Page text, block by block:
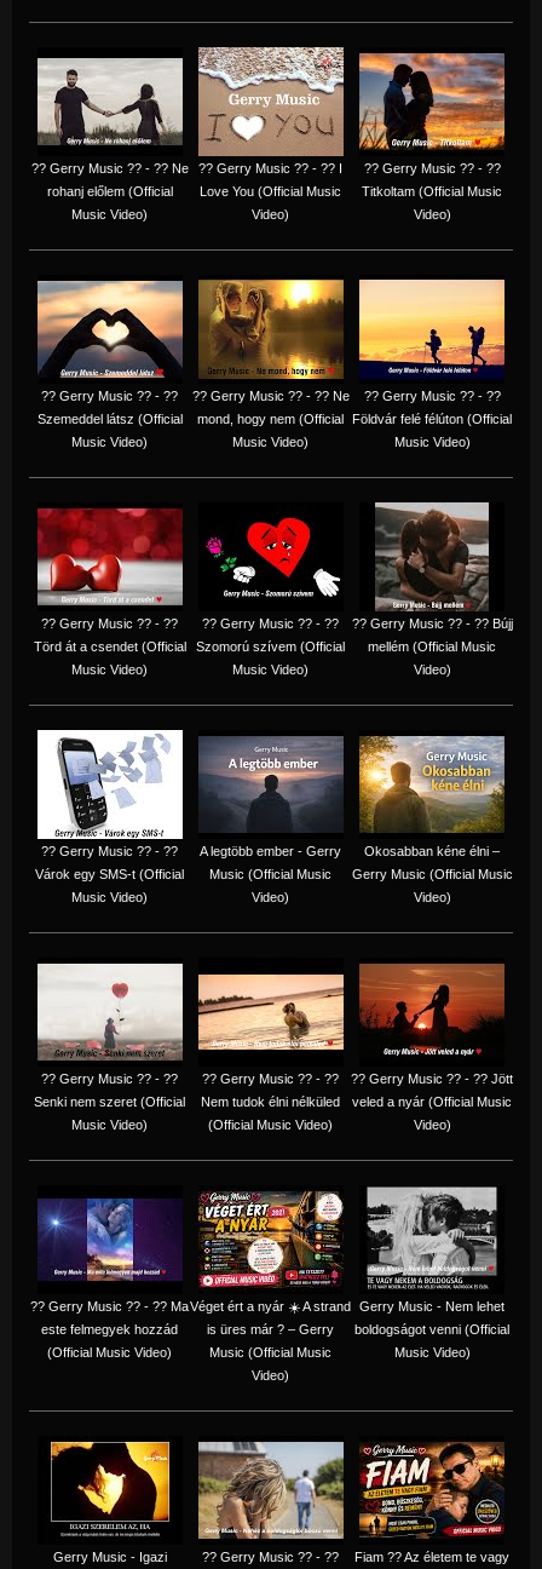
?? Gerry Music ?? - ?? Ne
rohanj előlem (Official
Music Video)
?? Gerry Music ?? - ?? I
Love You (Official Music
Video)
?? Gerry Music ?? - ??
Titkoltam (Official Music
Video)
?? Gerry Music ?? - ??
Szemeddel látsz (Official
Music Video)
?? Gerry Music ?? - ?? Ne
mond, hogy nem (Official
Music Video)
?? Gerry Music ?? - ??
Földvár felé félúton (Official
Music Video)
?? Gerry Music ?? - ??
Törd át a csendet (Official
Music Video)
?? Gerry Music ?? - ??
Szomorú szívem (Official
Music Video)
?? Gerry Music ?? - ?? Bújj
mellém (Official Music
Video)
?? Gerry Music ?? - ??
Várok egy SMS-t (Official
Music Video)
A legtöbb ember - Gerry
Music (Official Music
Video)
Okosabban kéne élni –
Gerry Music (Official Music
Video)
?? Gerry Music ?? - ??
Senki nem szeret (Official
Music Video)
?? Gerry Music ?? - ??
Nem tudok élni nélküled
(Official Music Video)
?? Gerry Music ?? - ?? Jött
veled a nyár (Official Music
Video)
?? Gerry Music ?? - ?? Ma
este felmegyek hozzád
(Official Music Video)
Véget ért a nyár ☀️ A strand
is üres már ? – Gerry
Music (Official Music
Video)
Gerry Music - Nem lehet
boldogságot venni (Official
Music Video)
Gerry Music - Igazi
?? Gerry Music ?? - ??
Fiam ?‍? Az életem te vagy